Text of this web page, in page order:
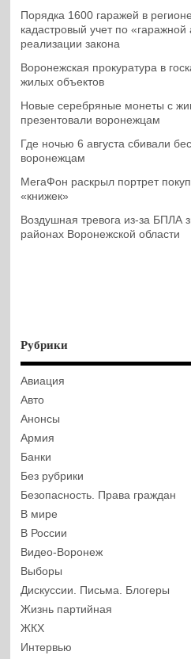
Порядка 1600 гаражей в
кадастровый учет по
реализации закона
Воронежская прокуратура в
жилых объектов
Новые серебряные монеты с
презентовали воронежцам
Где ночью 6 августа сбивали
воронежцам
МегаФон раскрыл портрет
«книжек»
Воздушная тревога из-за БПЛА
районах Воронежской области
Рубрики
Авиация
Авто
Анонсы
Армия
Банки
Без рубрики
Безопасность. Права граждан
В мире
В России
Видео-Воронеж
Выборы
Дискуссии. Письма. Блогеры
Жизнь партийная
ЖКХ
Интервью